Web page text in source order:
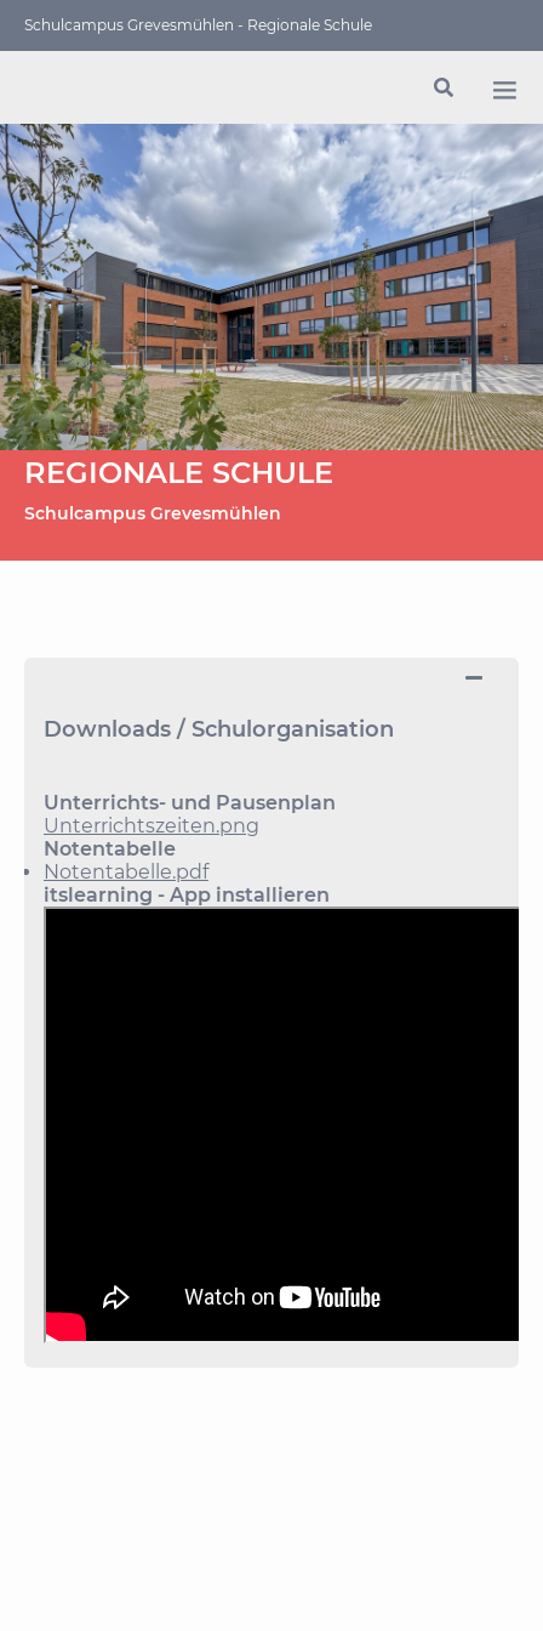
Schulcampus Grevesmühlen - Regionale Schule
REGIONALE SCHULE
Schulcampus Grevesmühlen
Downloads / Schulorganisation
Unterrichts- und Pausenplan
Unterrichtszeiten.png
Notentabelle
Notentabelle.pdf
itslearning - App installieren